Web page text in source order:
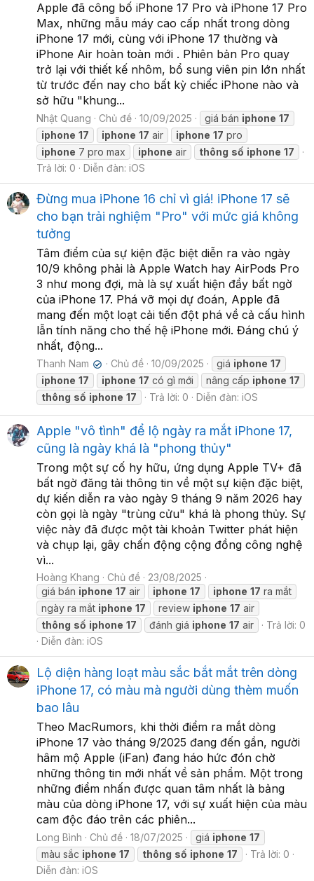
Apple đã công bố iPhone 17 Pro và iPhone 17 Pro
Max, những mẫu máy cao cấp nhất trong dòng
iPhone 17 mới, cùng với iPhone 17 thường và
iPhone Air hoàn toàn mới . Phiên bản Pro quay
trở lại với thiết kế nhôm, bổ sung viên pin lớn nhất
từ trước đến nay cho bất kỳ chiếc iPhone nào và
sở hữu "khung...
Nhật Quang Chủ đề 10/09/2025 giá bán iphone 17
iphone 17 iphone 17 air iphone 17 pro
iphone 7 pro max iphone air thông số iphone 17
Trả lời: 0
Diễn đàn: iOS
Đừng mua iPhone 16 chỉ vì giá! iPhone 17 sẽ
cho bạn trải nghiệm "Pro" với mức giá không
tưởng
Tâm điểm của sự kiện đặc biệt diễn ra vào ngày
10/9 không phải là Apple Watch hay AirPods Pro
3 như mong đợi, mà là sự xuất hiện đầy bất ngờ
của iPhone 17. Phá vỡ mọi dự đoán, Apple đã
mang đến một loạt cải tiến đột phá về cả cấu hình
lẫn tính năng cho thế hệ iPhone mới. Đáng chú ý
nhất, động...
Thanh Nam ✔ Chủ đề 10/09/2025 giá iphone 17
iphone 17 iphone 17 có gì mới nâng cấp iphone 17
thông số iphone 17 Trả lời: 0 Diễn đàn: iOS
Apple "vô tình" để lộ ngày ra mắt iPhone 17,
cũng là ngày khá là "phong thủy"
Trong một sự cố hy hữu, ứng dụng Apple TV+ đã
bất ngờ đăng tải thông tin về một sự kiện đặc biệt,
dự kiến diễn ra vào ngày 9 tháng 9 năm 2026 hay
còn gọi là ngày "trùng cửu" khá là phong thủy. Sự
việc này đã được một tài khoản Twitter phát hiện
và chụp lại, gây chấn động cộng đồng công nghệ
vì...
Hoàng Khang Chủ đề
23/08/2025
giá bán iphone 17 air iphone 17 iphone 17 ra mắt
ngày ra mắt iphone 17 review iphone 17 air
thông số iphone 17 đánh giá iphone 17 air
Trả lời: 0
Diễn đàn: iOS
Lộ diện hàng loạt màu sắc bắt mắt trên dòng
iPhone 17, có màu mà người dùng thèm muốn
bao lâu
Theo MacRumors, khi thời điểm ra mắt dòng
iPhone 17 vào tháng 9/2025 đang đến gần, người
hâm mộ Apple (iFan) đang háo hức đón chờ
những thông tin mới nhất về sản phẩm. Một trong
những điểm nhấn được quan tâm nhất là bảng
màu của dòng iPhone 17, với sự xuất hiện của màu
cam độc đáo trên các phiên...
Long Bình Chủ đề 18/07/2025 giá iphone 17
màu sắc iphone 17 thông số iphone 17
Trả lời: 0
Diễn đàn: iOS